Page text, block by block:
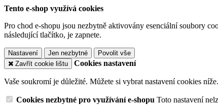
Tento e-shop využívá cookies
Pro chod e-shopu jsou nezbytně aktivovány esenciální soubory
následující tlačítko, je zapnete.
Nastavení Jen nezbytné
Povolit vše
Zavřít cookie lištu
Cookies nastavení
Vaše soukromí je důležité. Můžete si vybrat nastavení cookies níže.
Cookies nezbytné pro využívání e-shopu Toto nastavení